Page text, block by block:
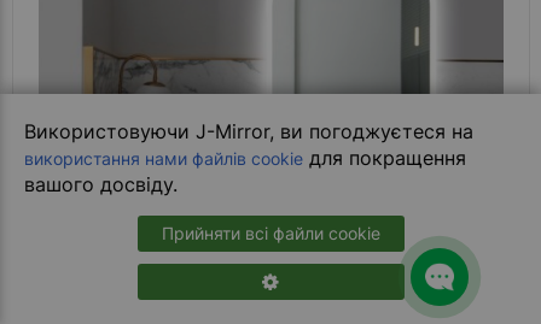
Використовуючи J-Mirror, ви погоджуєтеся на
використання нами файлів cookie для покращення
вашого досвіду.
Прийняти всі файли cookie